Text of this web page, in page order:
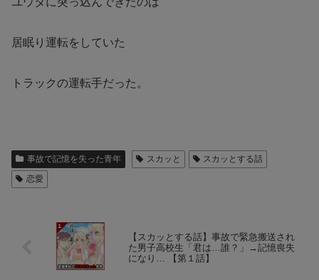
居眠り運転をしていた
トラックの運転手だった。
事故で記憶を失った青年 スカッと
スカッとする話
恋愛
【スカッとする話】事故で緊急搬送され
た男子高校生「君は…誰？」→記憶喪失
になり… 【第１話】